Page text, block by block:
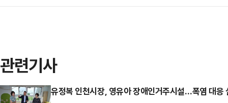
관련기사
유정복 인천시장, 영유아 장애인거주시설…폭염 대응